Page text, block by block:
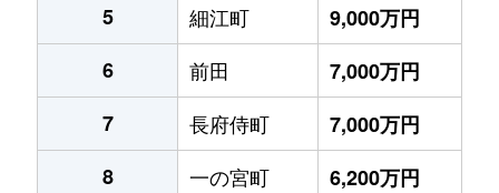
5
細江町
9,000万円
6
前田
7,000万円
7
長府侍町
7,000万円
8
一の宮町
6,200万円